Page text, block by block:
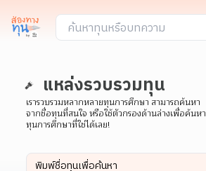
แหล่งรวบรวมทุน
เรารวบรวมหลากหลายทุนการศึกษา สามารถค้นหา
จากชื่อทุนที่สนใจ หรือใช้ตัวกรองด้านล่างเพื่อค้นหา
ทุนการศึกษาที่ใช่ได้เลย!